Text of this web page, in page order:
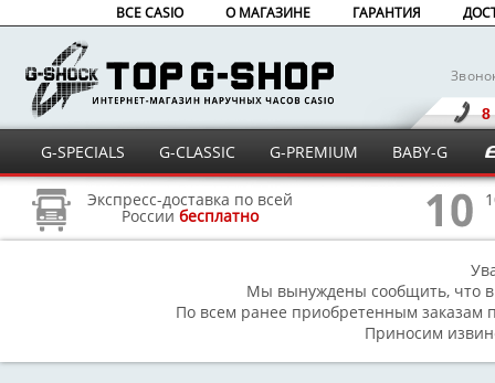
ВСЕ CASIO О МАГАЗИНЕ ГАРАНТИЯ
8
G-SPECIALS G-CLASSIC G-PREMIUM BABY-G
Экспресс-доставка по всей
России бесплатно
Мы вынуждены сообщить, что
По всем ранее приобретенным заказам
Приносим